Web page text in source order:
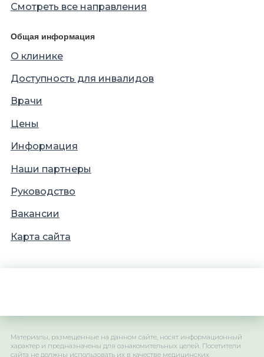
Смотреть все направления
Общая информация
О клинике
Доступность для инвалидов
Врачи
Цены
Информация
Наши партнеры
Руководство
Вакансии
Карта сайта
Материалы, размещенные на данном сайте, носят информационный
характер и предназначены для ознакомительных целей. Посетители
сайта не должны использовать их в качестве медицинских